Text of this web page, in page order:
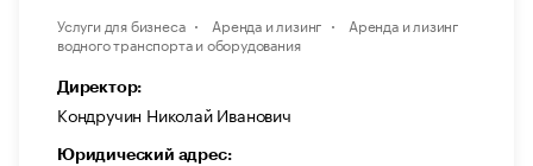
Услуги для бизнеса Аренда и лизинг
Аренда и лизинг
водного транспорта и оборудования
Директор:
Кондручин Николай Иванович
Юридический адрес: